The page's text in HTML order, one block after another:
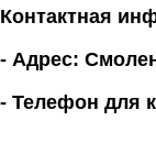
Контактная
- Адрес:
- Телефон для